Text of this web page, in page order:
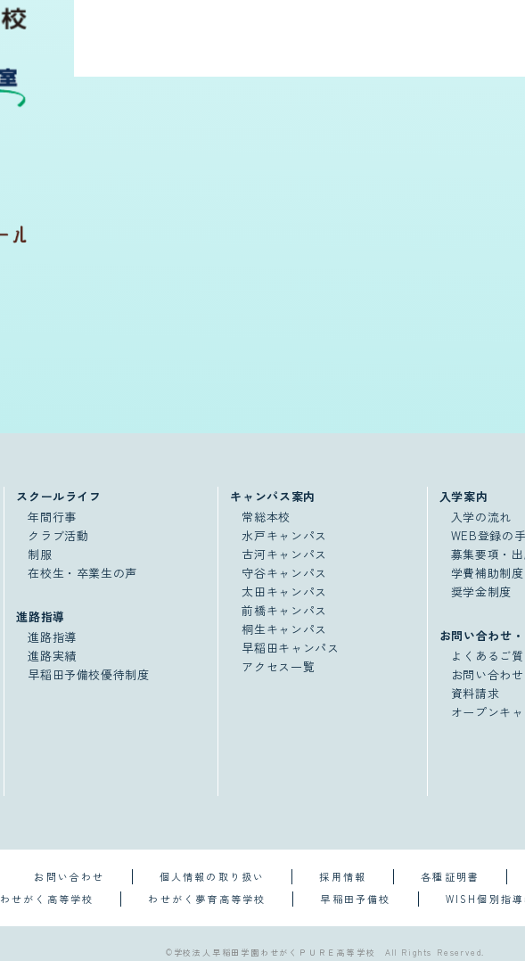
スクールライフ
年間行事
クラブ活動
制服
在校生・卒業生の声
進路指導
進路指導
進路実績
早稲田予備校優待制度
キャンパス案内
常総本校
水戸キャンパス
古河キャンパス
守谷キャンパス
太田キャンパス
前橋キャンパス
桐生キャンパス
早稲田キャンパス
アクセス一覧
入学案内
入学の流れ
WEB登録の
募集要項・
学費補助制度
奨学金制度
お問い合わせ
よくあるご
お問い合わせ
資料請求
オープンキ
お問い合わせ 個人情報の取り扱い 採用情報
各種証明書
わせがく高等学校 わせがく夢育高等学校 早稲田予備校 WISH個別指
©学校法人早稲田学園わせがくＰＵＲＥ高等学校 All Rights Reserved.